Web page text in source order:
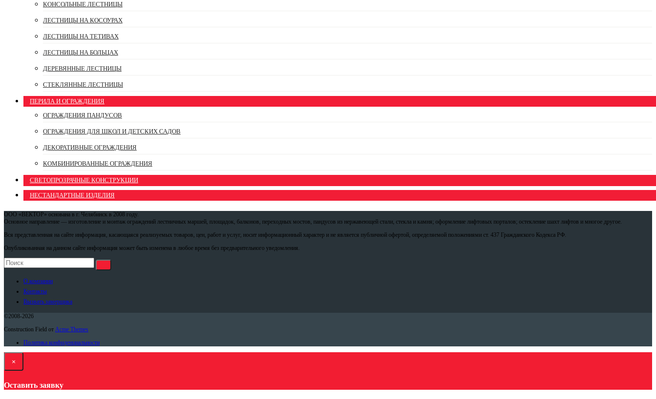
КОНСОЛЬНЫЕ ЛЕСТНИЦЫ
ЛЕСТНИЦЫ НА КОСОУРАХ
ЛЕСТНИЦЫ НА ТЕТИВАХ
ЛЕСТНИЦЫ НА БОЛЬЦАХ
ДЕРЕВЯННЫЕ ЛЕСТНИЦЫ
СТЕКЛЯННЫЕ ЛЕСТНИЦЫ
ПЕРИЛА И ОГРАЖДЕНИЯ
ОГРАЖДЕНИЯ ПАНДУСОВ
ОГРАЖДЕНИЯ ДЛЯ ШКОЛ И ДЕТСКИХ САДОВ
ДЕКОРАТИВНЫЕ ОГРАЖДЕНИЯ
КОМБИНИРОВАННЫЕ ОГРАЖДЕНИЯ
СВЕТОПРОЗРАЧНЫЕ КОНСТРУКЦИИ
НЕСТАНДАРТНЫЕ ИЗДЕЛИЯ
ООО «ВЕКТОР» основана в г. Челябинск в 2008 году.
Основное направление — изготовление и монтаж ограждений лестничных маршей, площадок, балконов, переходных мостов, пандусов из нержавеющей стали, стекла и камня; оформление лифтовых порталов; остекление шахт лифтов и многое другое.
Вся представленная на сайте информация, касающаяся реализуемых товаров, цен, работ и услуг, носит информационный характер и не является публичной офертой, определяемой положениями ст. 437 Гражданского Кодекса РФ.
Опубликованная на данном сайте информация может быть изменена в любое время без предварительного уведомления.
О компании
Контакты
Вызвать замерщика
©2008-2026
Construction Field от Acme Themes
Политика конфиденциальности
×
Оставить заявку